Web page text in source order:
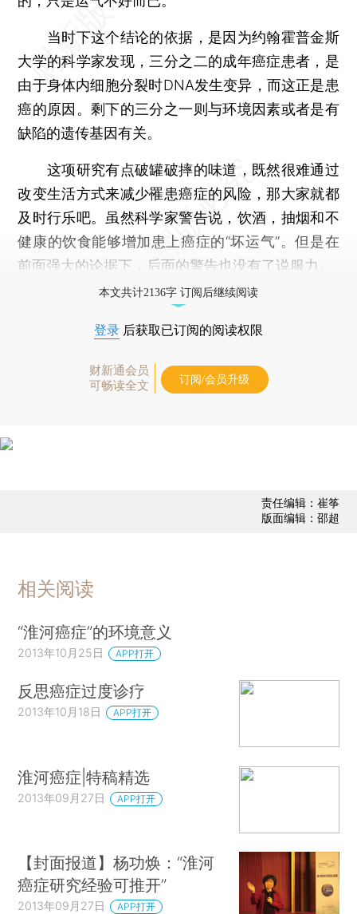
当时下这个结论的依据，是因为约翰霍普金斯
大学的科学家发现，三分之二的成年癌症患者，是
由于身体内细胞分裂时DNA发生变异，而这正是患
癌的原因。剩下的三分之一则与环境因素或者是有
缺陷的遗传基因有关。
这项研究有点破罐破摔的味道，既然很难通过
改变生活方式来减少罹患癌症的风险，那大家就都
及时行乐吧。虽然科学家警告说，饮酒，抽烟和不
健康的饮食能够增加患上癌症的“坏运气”。但是在
前面强大的论据下，后面的警告也没有了说服力。
本文共计2136字 订阅后继续阅读
登录 后获取已订阅的阅读权限
财新通会员
可畅读全文
订阅/会员升级
责任编辑：崔筝
版面编辑：邵超
相关阅读
“淮河癌症”的环境意义
2013年10月25日 APP打开
反思癌症过度诊疗
2013年10月18日 APP打开
淮河癌症|特稿精选
2013年09月27日 APP打开
【封面报道】杨功焕：“淮河
癌症研究经验可推开”
2013年09月27日 APP打开